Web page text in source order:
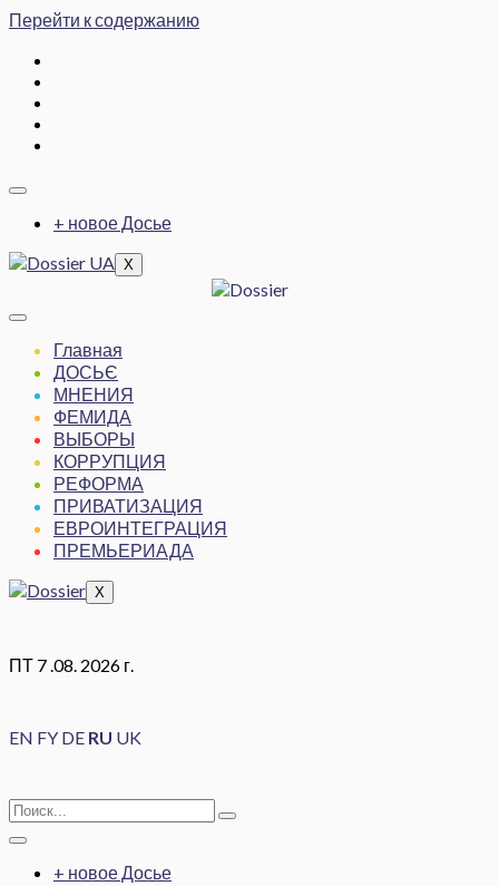
Перейти к содержанию
+ новое Досье
X
Главная
ДОСЬЄ
МНЕНИЯ
ФЕМИДА
ВЫБОРЫ
КОРРУПЦИЯ
РЕФОРМА
ПРИВАТИЗАЦИЯ
ЕВРОИНТЕГРАЦИЯ
ПРЕМЬЕРИАДА
X
ПТ 7 .08. 2026 г.
EN FY DE RU UK
+ новое Досье